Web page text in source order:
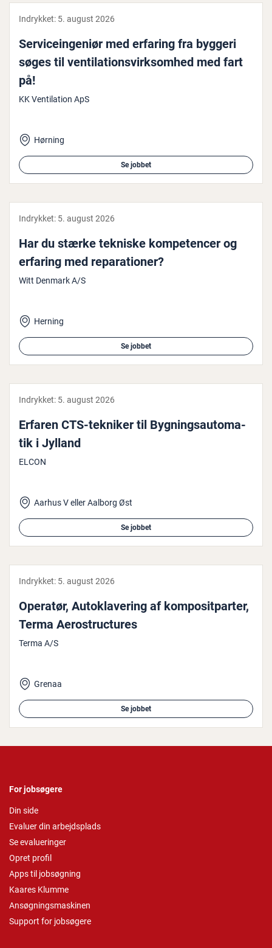
Indrykket: 5. august 2026
Ser­vi­ce­in­ge­ni­ør med erfaring fra byggeri
søges til ven­ti­la­tions­virk­som­hed med fart
på!
KK Ventilation ApS
Hørning
Se jobbet
Indrykket: 5. august 2026
Har du stærke tekniske kom­pe­ten­cer og
erfaring med re­pa­ra­tio­ner?
Witt Denmark A/S
Herning
Se jobbet
Indrykket: 5. august 2026
Erfaren CTS-tekniker til Byg­nings­au­to­ma­
tik i Jylland
ELCON
Aarhus V eller Aalborg Øst
Se jobbet
Indrykket: 5. august 2026
Operatør, Au­tokla­ve­ring af kom­po­sit­par­ter,
Terma Aero­struc­tu­res
Terma A/S
Grenaa
Se jobbet
For jobsøgere
Din side
Evaluer din arbejdsplads
Se evalueringer
Opret profil
Apps til jobsøgning
Kaares Klumme
Ansøgningsmaskinen
Support for jobsøgere